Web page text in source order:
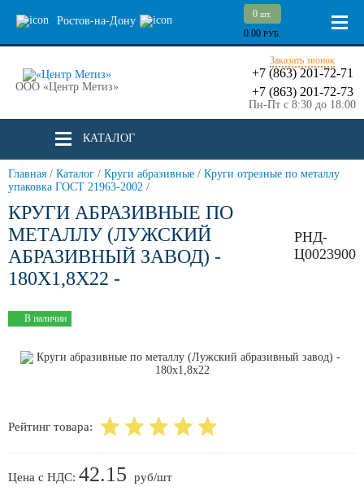
Ростов-на-Дону
0 шт.
0.00 РУБ.
ООО «Центр Метиз»
Заказать звонок
+7 (863) 201-72-71
+7 (863) 201-72-73
Пн-Пт с 8:30 до 18:00
КАТАЛОГ
Главная / Каталог / Круги абразивные / Круги отрезные по металлу
упаковка ГОСТ 21963-2002 /
КРУГИ АБРАЗИВНЫЕ ПО
МЕТАЛЛУ (ЛУЖСКИЙ
АБРАЗИВНЫЙ ЗАВОД) -
180Х1,8Х22 -
РНД-
Ц0023900
В наличии
Рейтинг товара:
Цена с НДС: 42.15 руб/шт